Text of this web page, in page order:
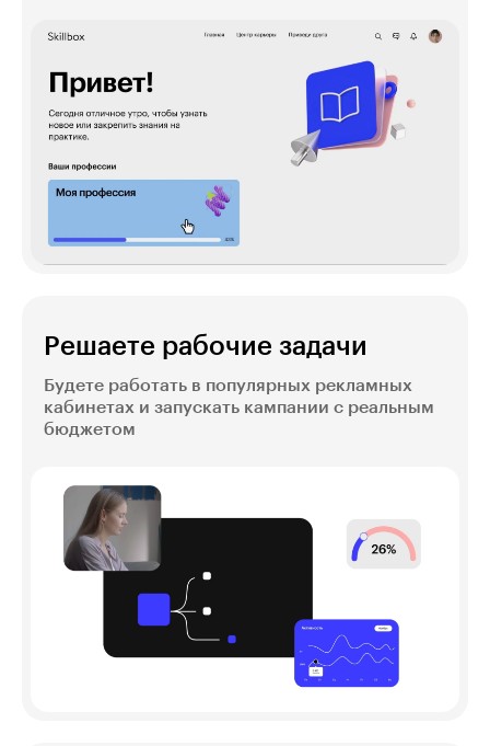
Решаете рабочие задачи
Будете работать в популярных рекламных
кабинетах и запускать кампании с реальным
бюджетом